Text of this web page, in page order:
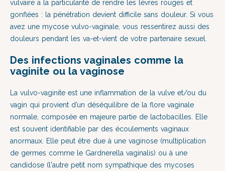
vulvaire a la particularité de rendre les lèvres rouges et
gonflées : la pénétration devient difficile sans douleur. Si vous
avez une mycose vulvo-vaginale, vous ressentirez aussi des
douleurs pendant les va-et-vient de votre partenaire sexuel.
Des infections vaginales comme la
vaginite ou la vaginose
La vulvo-vaginite est une inflammation de la vulve et/ou du
vagin qui provient d’un déséquilibre de la flore vaginale
normale, composée en majeure partie de lactobacilles. Elle
est souvent identifiable par des écoulements vaginaux
anormaux. Elle peut être due à une vaginose (multiplication
de germes comme le Gardnerella vaginalis) ou à une
candidose (l'autre petit nom sympathique des mycoses